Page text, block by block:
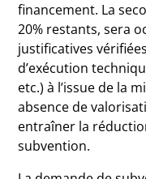
financement. La
20% restants, sera
justificatives
d’exécution
etc.) à l’issue de la
absence de
entraîner la
subvention.